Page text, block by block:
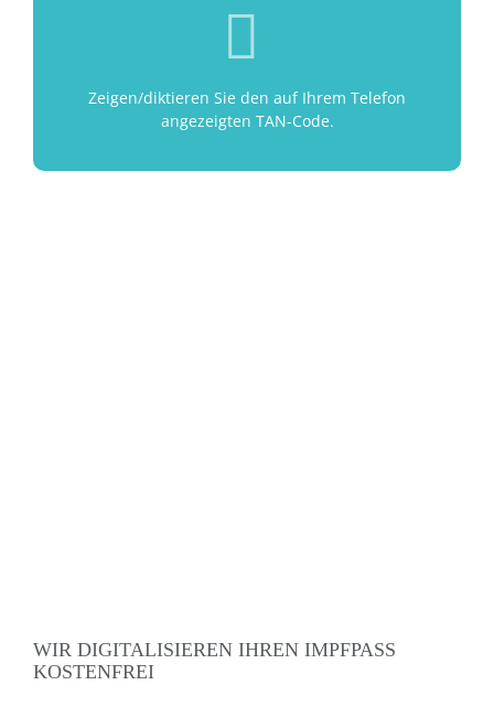
Zeigen/diktieren Sie den auf Ihrem Telefon
angezeigten TAN-Code.
WIR DIGITALISIEREN IHREN IMPFPASS
KOSTENFREI